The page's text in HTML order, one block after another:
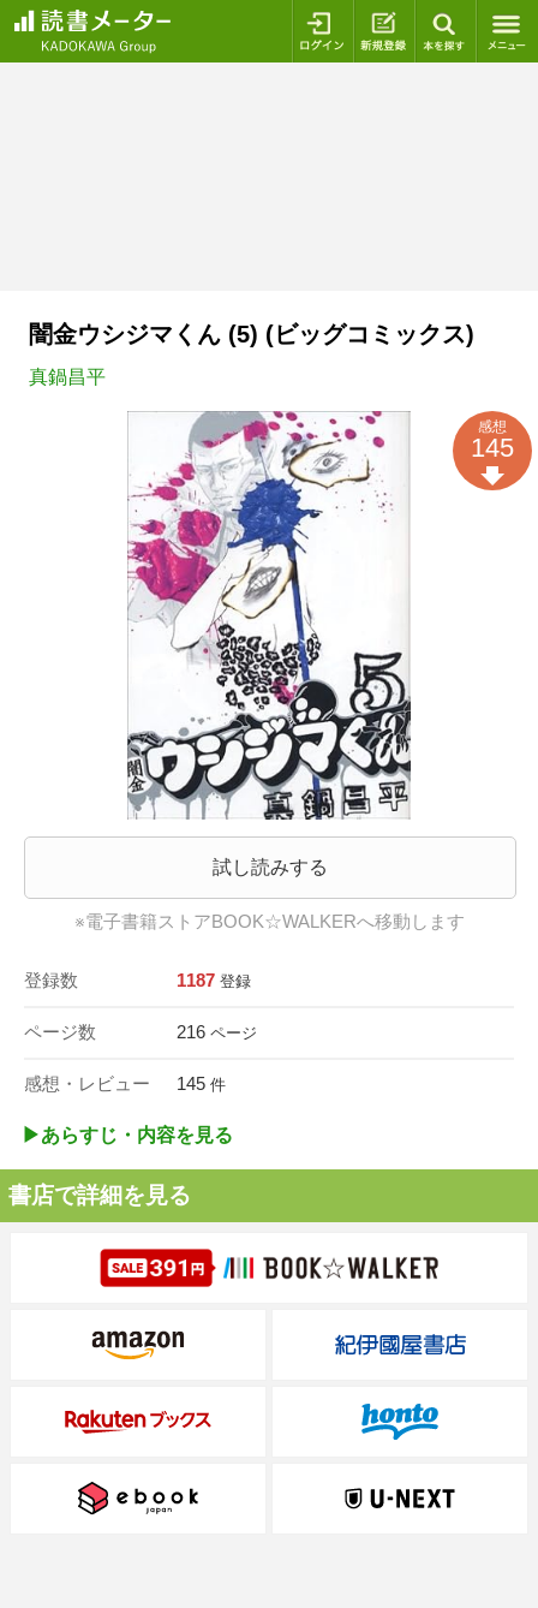
ログイン 新規登録
闇金ウシジマくん (5) (ビッグコミックス)
真鍋昌平
試し読みする
※電子書籍ストアBOOK☆WALKERへ移動します
登録数 1187 登録
ページ数 216 ページ
感想・レビュー 145 件
感想
145
▶︎あらすじ・内容を見る
書店で詳細を見る